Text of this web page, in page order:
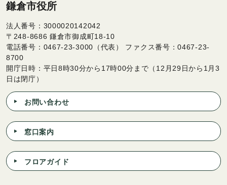
鎌倉市役所
法人番号：3000020142042
〒248-8686 鎌倉市御成町18-10
電話番号：0467-23-3000（代表） ファクス番号：0467-23-
8700
開庁日時：平日8時30分から17時00分まで（12月29日から1月3
日は閉庁）
お問い合わせ
窓口案内
フロアガイド